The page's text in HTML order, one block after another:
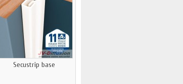
Secustrip base